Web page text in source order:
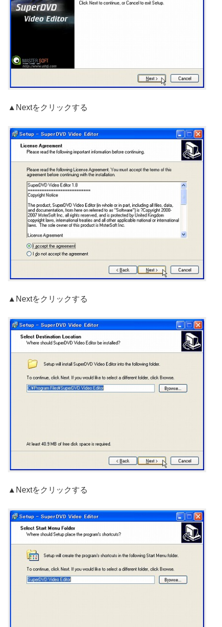
▲Nextをクリックする
▲Nextをクリックする
▲Nextをクリックする